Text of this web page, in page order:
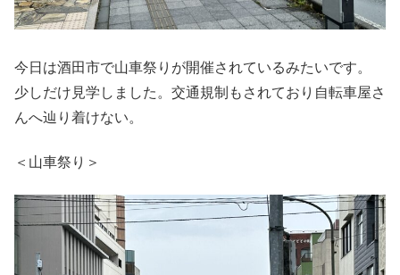
今日は酒田市で山車祭りが開催されているみたいです。
少しだけ見学しました。交通規制もされており自転車屋さ
んへ辿り着けない。
＜山車祭り＞